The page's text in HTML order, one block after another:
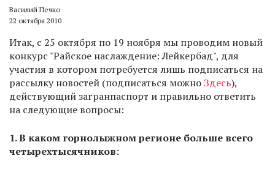
Василий Печко
22 октября 2010
Итак, с 25 октября по 19 ноября мы проводим новый
конкурс "Райское наслаждение: Лейкербад", для
участия в котором потребуется лишь подписаться на
рассылку новостей (подписаться можноЗдесь),
действующий загранпаспорт и правильно ответить
на следующие вопросы:
1.В каком горнолыжном регионе больше всего
четырехтысячников: